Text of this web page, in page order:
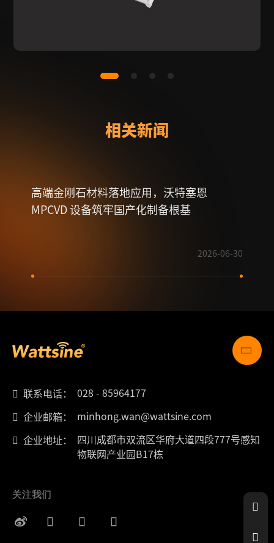
相关新闻
高端金刚石材料落地应用，沃特塞恩
MPCVD 设备筑牢国产化制备根基
2026-06-30
联系电话：
028 - 85964177
企业邮箱：
minhong.wan@wattsine.com
企业地址：
四川成都市双流区华府大道四段777号感知
物联网产业园B17栋
关注我们